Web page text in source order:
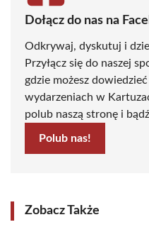
Dołącz do nas na
Odkrywaj, dyskutuj i
Przyłącz się do naszej
gdzie możesz
wydarzeniach w
polub naszą stronę i
Polub nas!
Zobacz Także